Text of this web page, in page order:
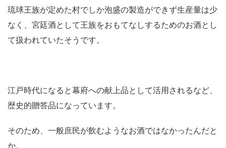
琉球王族が定めた村でしか泡盛の製造ができず生産量は少
なく、宮廷酒として王族をおもてなしするためのお酒とし
て扱われていたそうです。
江戸時代になると幕府への献上品として活用されるなど、
歴史的贈答品になっています。
そのため、一般庶民が飲むようなお酒ではなかったんだと
か。